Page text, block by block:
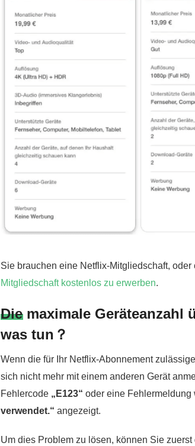
Sie brauchen eine Netflix-Mitgliedschaft,
Mitgliedschaft kostenlos zu erwerben.
Die maximale Geräteanzahl
was tun？
Wenn die für Ihr Netflix-Abonnement
sich nicht mehr mit einem anderen Gerät
Fehlercode „E123“ oder eine Fehlermeldung
verwendet.“ angezeigt.
Um dies Problem zu lösen, können Sie